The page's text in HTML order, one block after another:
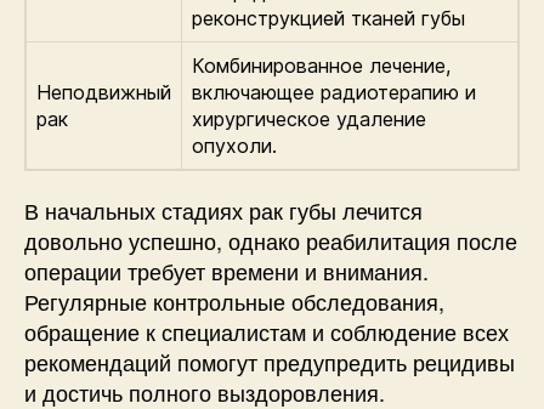
реконструкцией тканей губы
Неподвижный
рак
Комбинированное лечение,
включающее радиотерапию и
хирургическое удаление
опухоли.
В начальных стадиях рак губы лечится
довольно успешно, однако реабилитация после
операции требует времени и внимания.
Регулярные контрольные обследования,
обращение к специалистам и соблюдение всех
рекомендаций помогут предупредить рецидивы
и достичь полного выздоровления.